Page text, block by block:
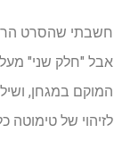
חשבתי שהסרט
אבל "חלק שני"
לזיהוי של טימוטה